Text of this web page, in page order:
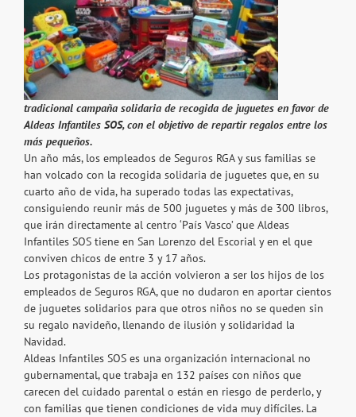
tradicional campaña solidaria de recogida de juguetes en favor de
Aldeas Infantiles SOS, con el objetivo de repartir regalos entre los
más pequeños.
Un año más, los empleados de Seguros RGA y sus familias se
han volcado con la recogida solidaria de juguetes que, en su
cuarto año de vida, ha superado todas las expectativas,
consiguiendo reunir más de 500 juguetes y más de 300 libros,
que irán directamente al centro ‘País Vasco’ que Aldeas
Infantiles SOS tiene en San Lorenzo del Escorial y en el que
conviven chicos de entre 3 y 17 años.
Los protagonistas de la acción volvieron a ser los hijos de los
empleados de Seguros RGA, que no dudaron en aportar cientos
de juguetes solidarios para que otros niños no se queden sin
su regalo navideño, llenando de ilusión y solidaridad la
Navidad.
Aldeas Infantiles SOS es una organización internacional no
gubernamental, que trabaja en 132 países con niños que
carecen del cuidado parental o están en riesgo de perderlo, y
con familias que tienen condiciones de vida muy difíciles. La